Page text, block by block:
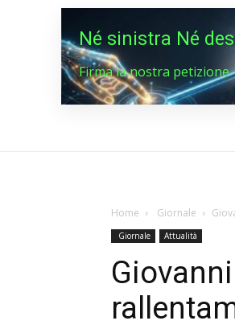
Né sinistra Né
Firma la nostra petizione
Home Giornale
Giornale Attualità